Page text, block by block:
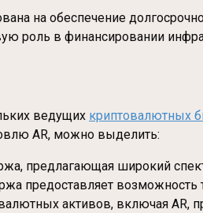
на обеспечение
роль в финансировании
ведущих криптовалютных
AR, можно выделить:
предлагающая широкий
предоставляет возможность
активов, включая AR,